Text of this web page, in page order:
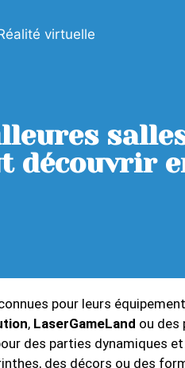
virtuelle
découvrir
pour leurs
, LaserGameLand ou des
des parties dynamiques
des décors ou des